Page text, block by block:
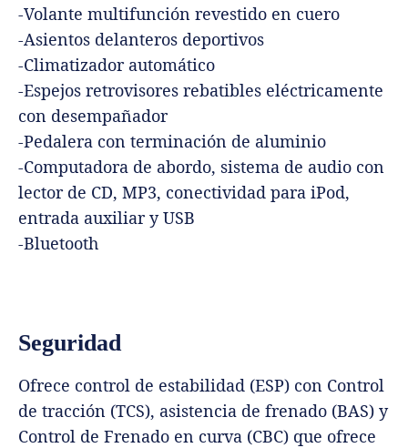
-Volante multifunción revestido en cuero
-Asientos delanteros deportivos
-Climatizador automático
-Espejos retrovisores rebatibles eléctricamente
con desempañador
-Pedalera con terminación de aluminio
-Computadora de abordo, sistema de audio con
lector de CD, MP3, conectividad para iPod,
entrada auxiliar y USB
-Bluetooth
Seguridad
Ofrece control de estabilidad (ESP) con Control
de tracción (TCS), asistencia de frenado (BAS) y
Control de Frenado en curva (CBC) que ofrece